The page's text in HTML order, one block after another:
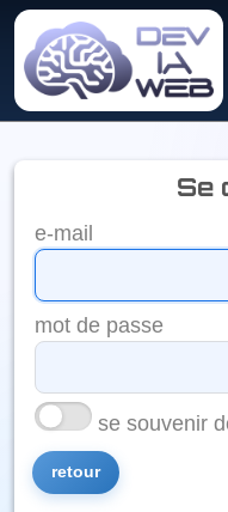
e-mail
mot de passe
se souvenir
retour